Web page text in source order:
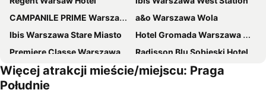
CAMPANILE PRIME Warszawa Centrum
a&o Warszawa Wola
Ibis Warszawa Stare Miasto
Hotel Gromada Warszawa Centrum
Premiere Classe Warszawa Centrum
Radisson Blu Sobieski Hotel, Warsaw
ibis budget Warszawa Centrum
Mercure Warszawa Centrum
Metropol Hotel
Więcej atrakcji mieście/miejscu: Praga
Południe